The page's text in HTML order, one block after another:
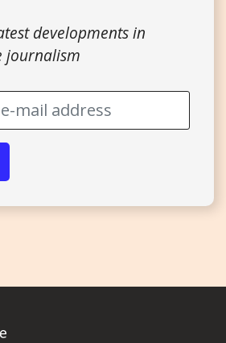
developments in
journalism